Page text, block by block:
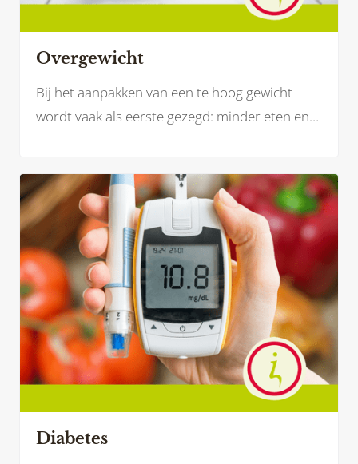
Overgewicht
Bij het aanpakken van een te hoog gewicht
wordt vaak als eerste gezegd: minder eten en
meer dan dat.
Diabetes